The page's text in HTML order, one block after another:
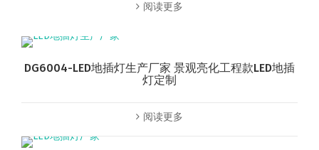
阅读更多
DG6004-LED地插灯生产厂家 景观亮化工程款LED地插
灯定制
阅读更多